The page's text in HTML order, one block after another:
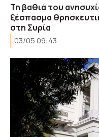
Τη βαθιά του
ξέσπασμα
στη Συρία
03/05 09:43